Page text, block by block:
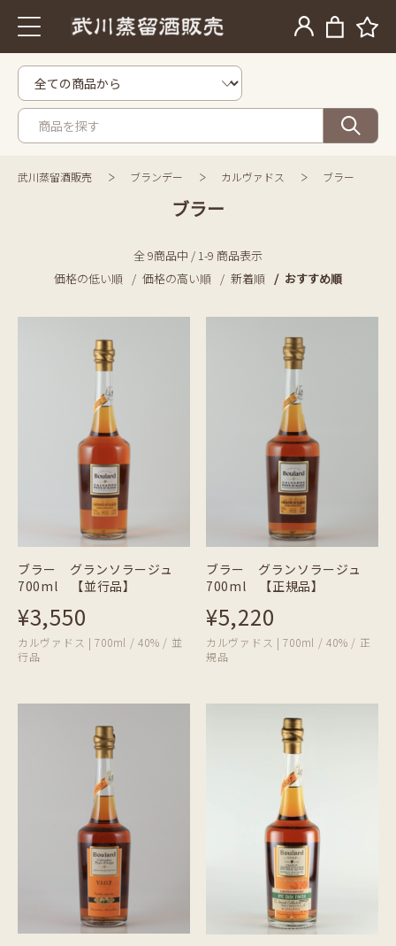
武川蒸留酒販売 ブランデー カルヴァドス ブラー
ブラー
全 9商品中 / 1-9 商品表示
価格の低い順
価格の高い順 新着順 おすすめ順
ブラー グランソラージュ
700ml 【並行品】
¥3,550
カルヴァドス | 700ml / 40% / 並
行品
ブラー グランソラージュ
700ml 【正規品】
¥5,220
カルヴァドス | 700ml / 40% / 正
規品